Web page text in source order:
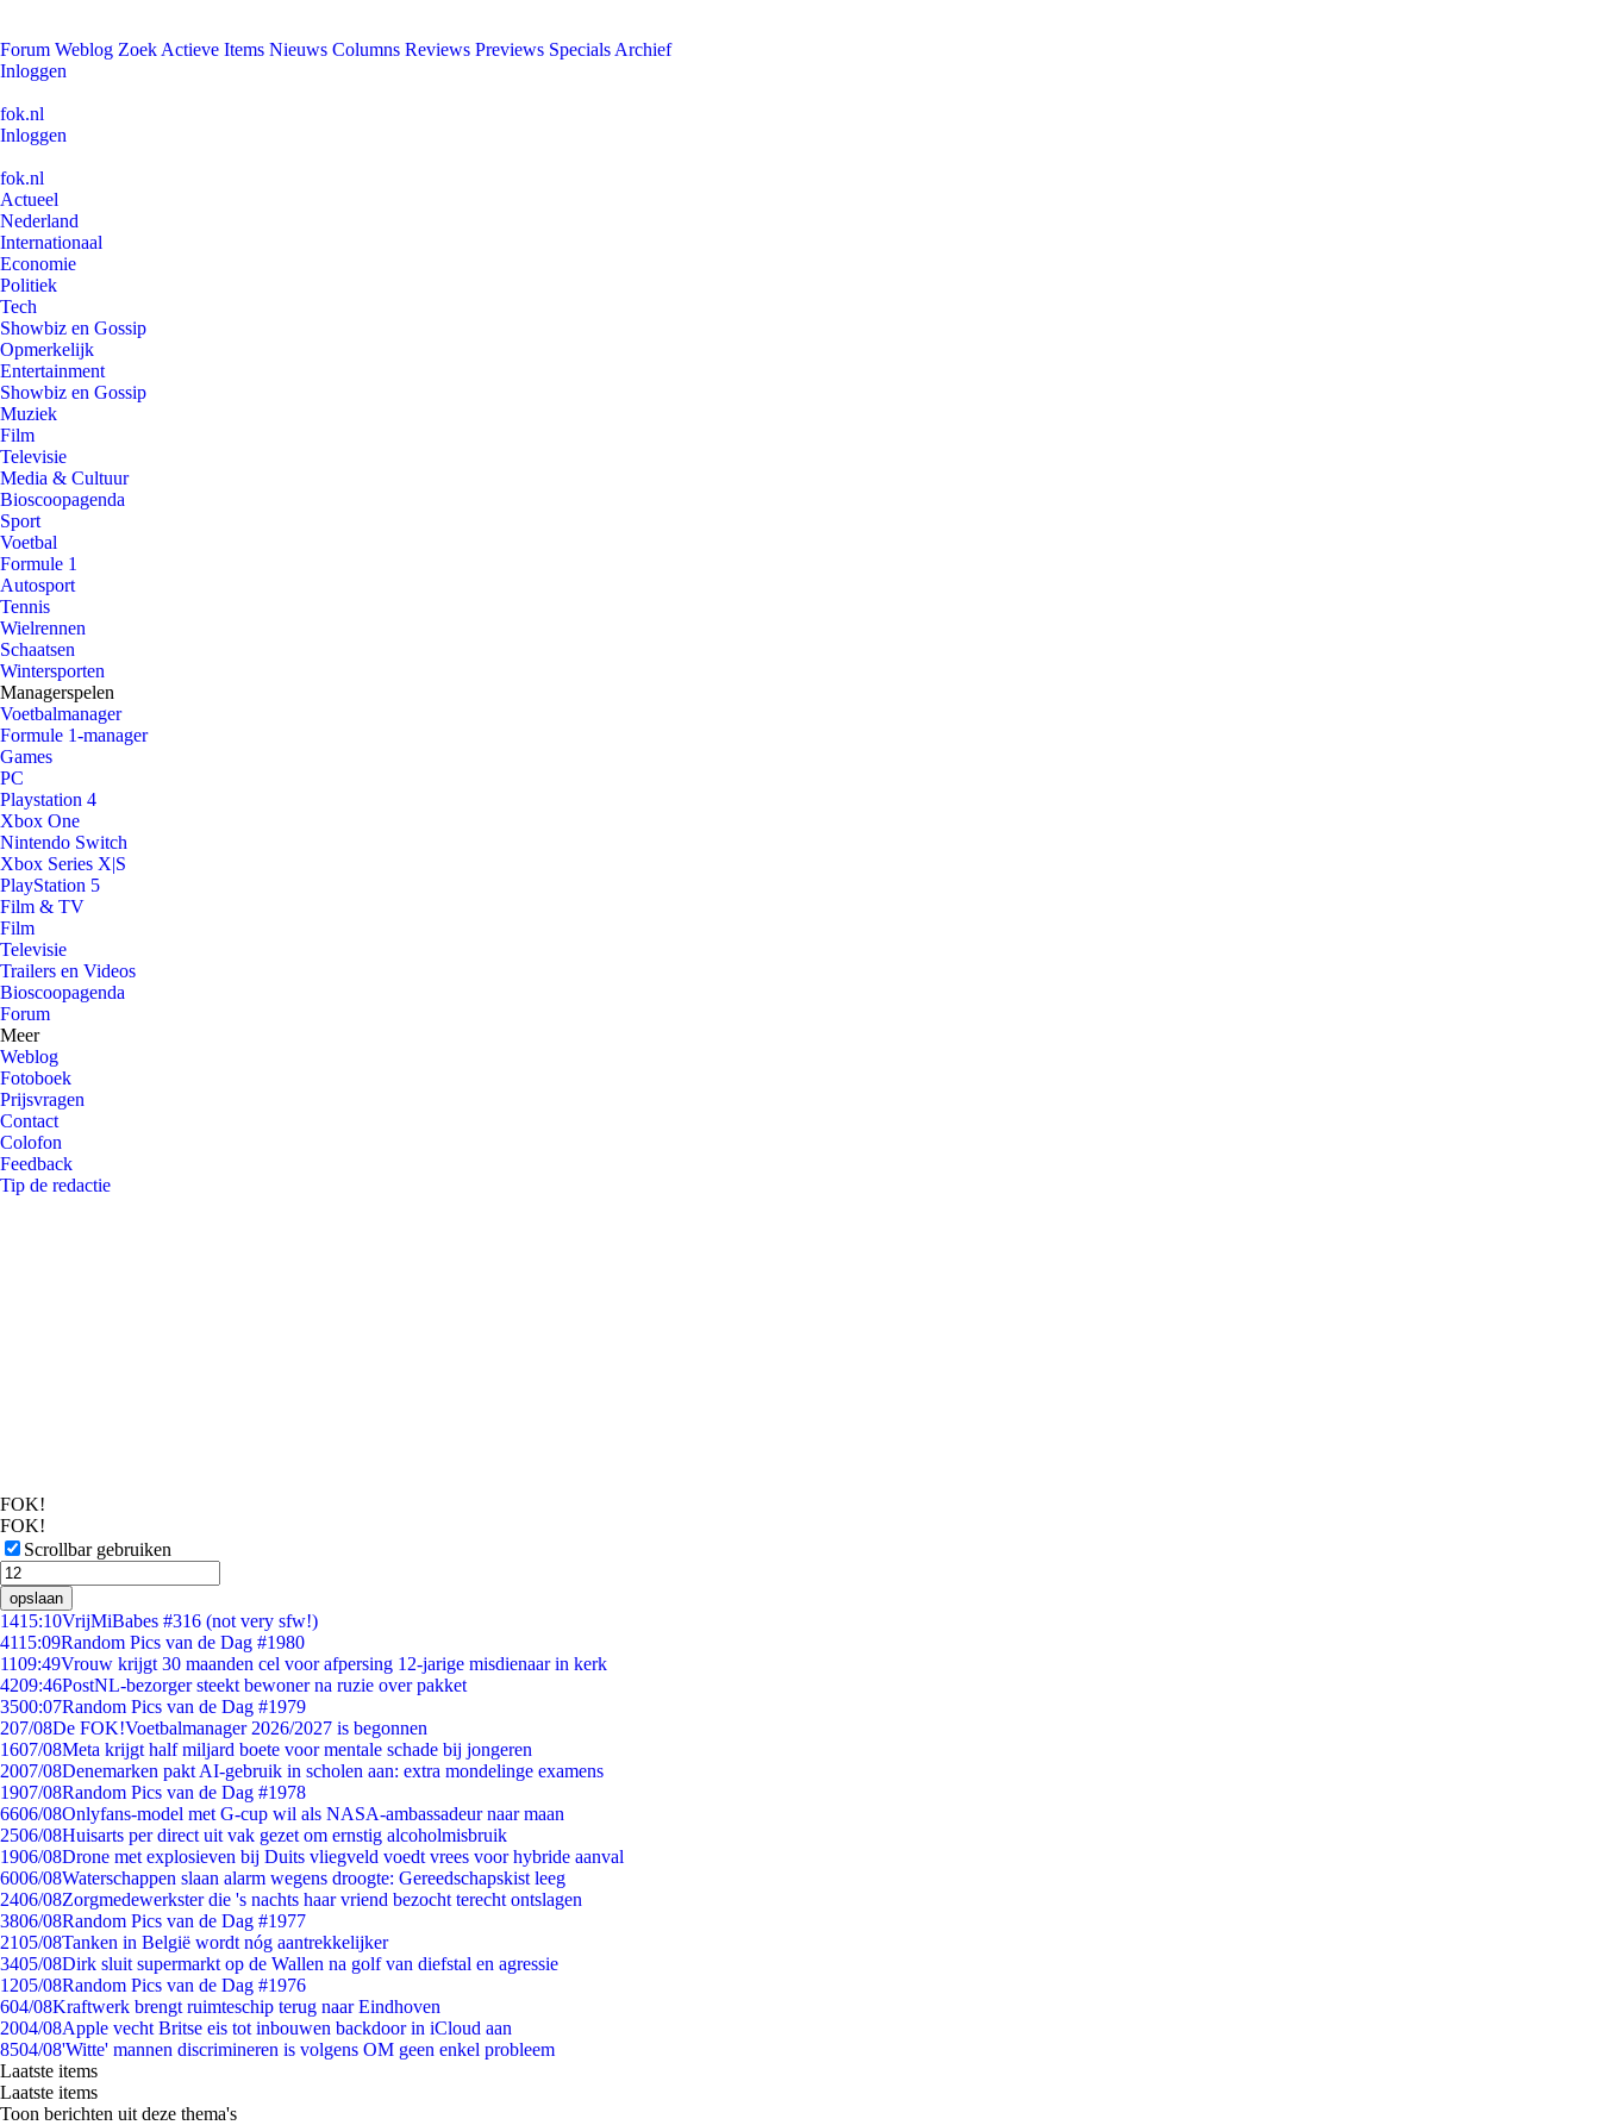
Forum Weblog Zoek Actieve Items Nieuws Columns Reviews Previews Specials Archief
Inloggen
fok.nl
Inloggen
fok.nl
Actueel
Nederland
Internationaal
Economie
Politiek
Tech
Showbiz en Gossip
Opmerkelijk
Entertainment
Showbiz en Gossip
Muziek
Film
Televisie
Media & Cultuur
Bioscoopagenda
Sport
Voetbal
Formule 1
Autosport
Tennis
Wielrennen
Schaatsen
Wintersporten
Managerspelen
Voetbalmanager
Formule 1-manager
Games
PC
Playstation 4
Xbox One
Nintendo Switch
Xbox Series X|S
PlayStation 5
Film & TV
Film
Televisie
Trailers en Videos
Bioscoopagenda
Forum
Meer
Weblog
Fotoboek
Prijsvragen
Contact
Colofon
Feedback
Tip de redactie
FOK!
FOK!
Scrollbar gebruiken
opslaan
1415:10VrijMiBabes #316 (not very sfw!)
4115:09Random Pics van de Dag #1980
1109:49Vrouw krijgt 30 maanden cel voor afpersing 12-jarige misdienaar in kerk
4209:46PostNL-bezorger steekt bewoner na ruzie over pakket
3500:07Random Pics van de Dag #1979
207/08De FOK!Voetbalmanager 2026/2027 is begonnen
1607/08Meta krijgt half miljard boete voor mentale schade bij jongeren
2007/08Denemarken pakt AI-gebruik in scholen aan: extra mondelinge examens
1907/08Random Pics van de Dag #1978
6606/08Onlyfans-model met G-cup wil als NASA-ambassadeur naar maan
2506/08Huisarts per direct uit vak gezet om ernstig alcoholmisbruik
1906/08Drone met explosieven bij Duits vliegveld voedt vrees voor hybride aanval
6006/08Waterschappen slaan alarm wegens droogte: Gereedschapskist leeg
2406/08Zorgmedewerkster die 's nachts haar vriend bezocht terecht ontslagen
3806/08Random Pics van de Dag #1977
2105/08Tanken in België wordt nóg aantrekkelijker
3405/08Dirk sluit supermarkt op de Wallen na golf van diefstal en agressie
1205/08Random Pics van de Dag #1976
604/08Kraftwerk brengt ruimteschip terug naar Eindhoven
2004/08Apple vecht Britse eis tot inbouwen backdoor in iCloud aan
8504/08'Witte' mannen discrimineren is volgens OM geen enkel probleem
Laatste items
Laatste items
Toon berichten uit deze thema's